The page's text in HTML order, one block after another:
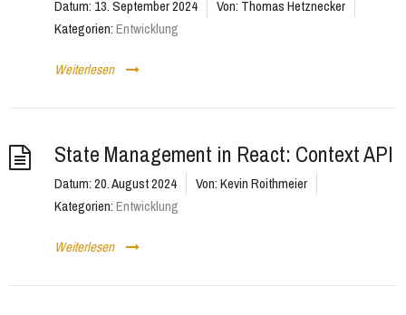
Datum: 13. September 2024 Von: Thomas Hetznecker
Kategorien:Entwicklung
Weiterlesen
State Management in React: Context API
Datum:20. August 2024 Von:Kevin Roithmeier
Kategorien:Entwicklung
Weiterlesen